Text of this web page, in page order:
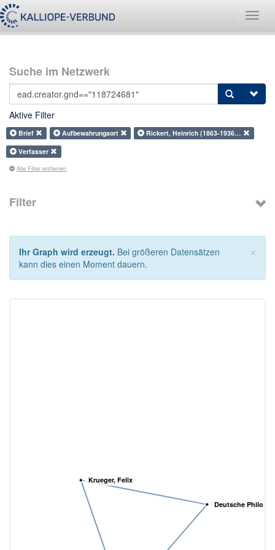
Suche im Netzwerk
Aktive Filter
Brief Aufbewahrungsort
Rickert, Heinrich (1863-1936…
Verfasser
Alle Filter entfernen
Filter
×
Ihr Graph wird erzeugt. Bei größeren Datensätzen
kann dies einen Moment dauern.
Deutsche
Krueger, Felix